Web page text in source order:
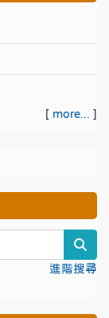
[ more... ]
進階搜尋